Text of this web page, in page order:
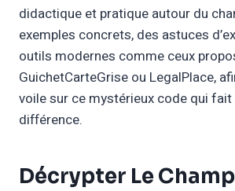
didactique et pratique autour du
exemples concrets, des astuces
outils modernes comme ceux
GuichetCarteGrise ou LegalPlace,
voile sur ce mystérieux code qui
différence.
Décrypter Le